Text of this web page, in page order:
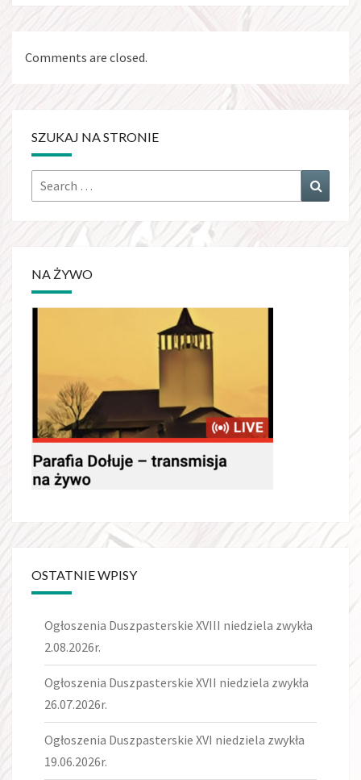
Comments are closed.
SZUKAJ NA STRONIE
Search
for:
NA ŻYWO
OSTATNIE WPISY
Ogłoszenia Duszpasterskie XVIII niedziela zwykła
2.08.2026r.
Ogłoszenia Duszpasterskie XVII niedziela zwykła
26.07.2026r.
Ogłoszenia Duszpasterskie XVI niedziela zwykła
19.06.2026r.